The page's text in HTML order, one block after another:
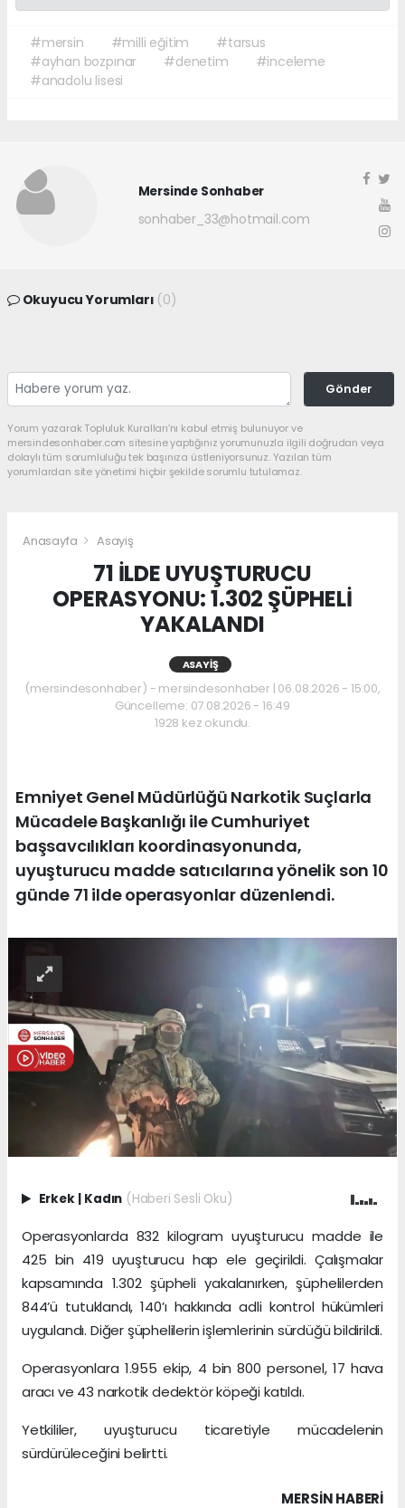
#mersin #milli eğitim
#tarsus
#ayhan bozpınar
#denetim
#inceleme
#anadolu lisesi
Mersinde Sonhaber
sonhaber_33@hotmail.com
Okuyucu Yorumları (0)
Gönder
Yorum yazarak Topluluk Kuralları’nı kabul etmiş bulunuyor ve
mersindesonhaber.com sitesine yaptığınız yorumunuzla ilgili doğrudan veya
dolaylı tüm sorumluluğu tek başınıza üstleniyorsunuz. Yazılan tüm
yorumlardan site yönetimi hiçbir şekilde sorumlu tutulamaz.
Anasayfa Asayiş
71 İLDE UYUŞTURUCU
OPERASYONU: 1.302 ŞÜPHELİ
YAKALANDI
ASAYIŞ
(mersindesonhaber) - mersindesonhaber | 06.08.2026 - 15:00,
Güncelleme: 07.08.2026 - 16:49
1928 kez okundu.
Emniyet Genel Müdürlüğü Narkotik Suçlarla
Mücadele Başkanlığı ile Cumhuriyet
başsavcılıkları koordinasyonunda,
uyuşturucu madde satıcılarına yönelik son 10
günde 71 ilde operasyonlar düzenlendi.
Erkek | Kadın (Haberi Sesli Oku)
Operasyonlarda 832 kilogram uyuşturucu madde ile
425 bin 419 uyuşturucu hap ele geçirildi. Çalışmalar
kapsamında 1.302 şüpheli yakalanırken, şüphelilerden
844’ü tutuklandı, 140’ı hakkında adli kontrol hükümleri
uygulandı. Diğer şüphelilerin işlemlerinin sürdüğü bildirildi.
Operasyonlara 1.955 ekip, 4 bin 800 personel, 17 hava
aracı ve 43 narkotik dedektör köpeği katıldı.
Yetkililer, uyuşturucu ticaretiyle mücadelenin
sürdürüleceğini belirtti.
MERSIN HABERİ